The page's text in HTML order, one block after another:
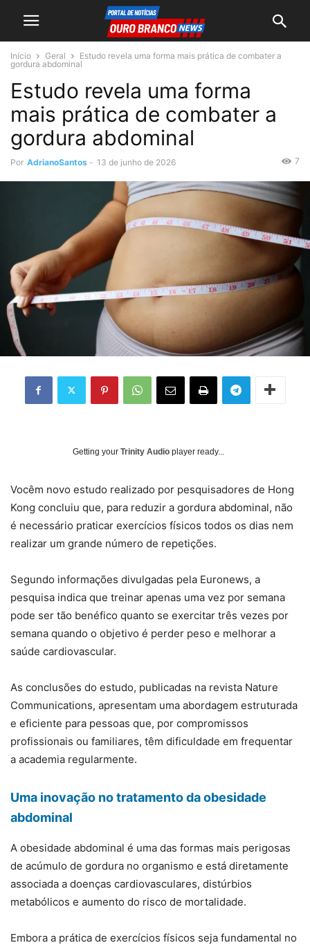
Início Geral
Estudo revela uma forma mais prática de combater a
gordura abdominal
Estudo revela uma forma
mais prática de combater a
gordura abdominal
Por AdrianoSantos - 13 de junho de 2026 7
Getting your Trinity Audio player ready...
Vocêm novo estudo realizado por pesquisadores de Hong
Kong concluiu que, para reduzir a gordura abdominal, não
é necessário praticar exercícios físicos todos os dias nem
realizar um grande número de repetições.
Segundo informações divulgadas pela Euronews, a
pesquisa indica que treinar apenas uma vez por semana
pode ser tão benéfico quanto se exercitar três vezes por
semana quando o objetivo é perder peso e melhorar a
saúde cardiovascular.
As conclusões do estudo, publicadas na revista Nature
Communications, apresentam uma abordagem estruturada
e eficiente para pessoas que, por compromissos
profissionais ou familiares, têm dificuldade em frequentar
a academia regularmente.
Uma inovação no tratamento da obesidade
abdominal
A obesidade abdominal é uma das formas mais perigosas
de acúmulo de gordura no organismo e está diretamente
associada a doenças cardiovasculares, distúrbios
metabólicos e aumento do risco de mortalidade.
Embora a prática de exercícios físicos seja fundamental no